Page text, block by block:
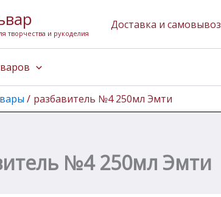
творчества и рукоделия
Доставка и самовывоз
разбавитель №4 250мл Эмти
№4 250мл Эмти